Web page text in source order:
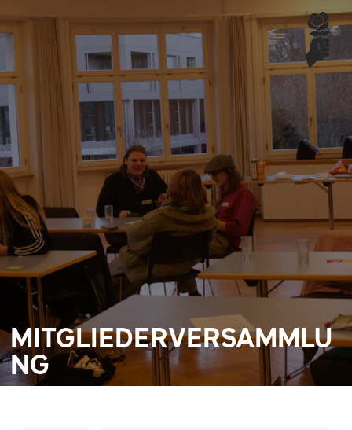
MITGLIEDERVERSAMMLU
NG